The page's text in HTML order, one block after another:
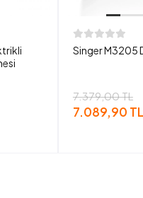
Singer M3205
7.379,00 TL
7.089,90 TL